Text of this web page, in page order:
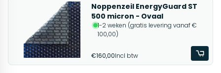
Noppenzeil EnergyGuard ST
500 micron - Ovaal
1-2 weken (gratis levering vanaf €
100,00)
€160,00Incl btw